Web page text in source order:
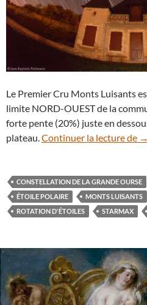
Le Premier Cru Monts Luisants
limite NORD-OUEST de la
forte pente (20%) juste en
plateau.Continuer la lecture de →
CONSTELLATION DE LA GRANDE OURSE
ÉTOILE POLAIRE
MONTS LUISANTS
ROTATION D'ÉTOILES
STARMAX